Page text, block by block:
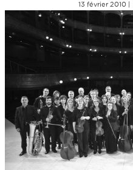
13 février 2010